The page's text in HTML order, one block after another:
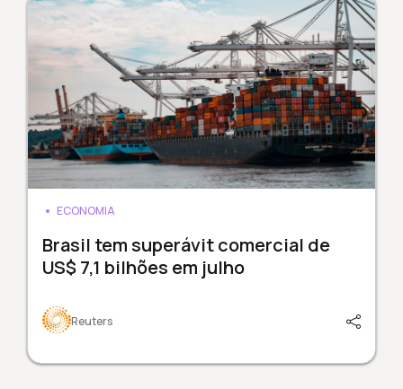
ECONOMIA
Brasil tem superávit comercial de
US$ 7,1 bilhões em julho
Reuters